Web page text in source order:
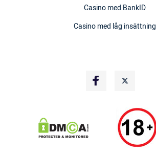
Casino med BankID
Casino med låg insättning